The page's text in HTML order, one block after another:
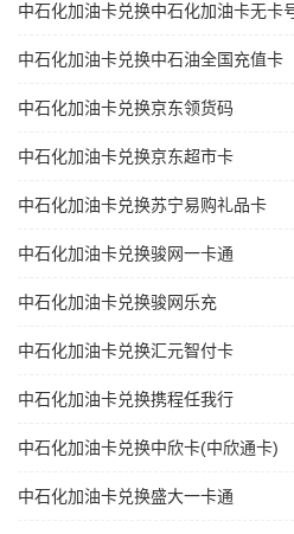
中石化加油卡兑换中石化加油卡无卡
中石化加油卡兑换中石油全国充值卡
中石化加油卡兑换京东领货码
中石化加油卡兑换京东超市卡
中石化加油卡兑换苏宁易购礼品卡
中石化加油卡兑换骏网一卡通
中石化加油卡兑换骏网乐充
中石化加油卡兑换汇元智付卡
中石化加油卡兑换携程任我行
中石化加油卡兑换中欣卡(中欣通卡)
中石化加油卡兑换盛大一卡通